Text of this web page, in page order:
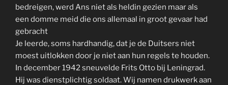
bedreigen, werd Ans niet als heldin gezien maar als
een domme meid die ons allemaal in groot gevaar had
gebracht
Je leerde, soms hardhandig, dat je de Duitsers niet
moest uitlokken door je niet aan hun regels te houden.
In december 1942 sneuvelde Frits Otto bij Leningrad.
Hij was dienstplichtig soldaat. Wij namen drukwerk aan